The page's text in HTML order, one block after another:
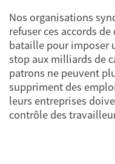
Nos organisations
refuser ces accords
bataille pour imposer
stop aux milliards de
patrons ne peuvent
suppriment des
leurs entreprises
contrôle des